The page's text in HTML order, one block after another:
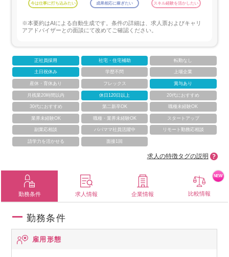
今は仕事に打ち込みたい 成果相応に稼ぎたい スキル経験を活かしたい
※本要約はAIによる自動生成です。条件の詳細は、求人票およびキャリ
アアドバイザーとの面談にて改めてご確認ください。
正社員採用 社宅・住宅補助 転勤なし
土日祝休み 学歴不問 上場企業
産休・育休あり フレックス 賞与あり
月残業20時間以内 休日120日以上 20代におすすめ
30代におすすめ 第二新卒OK 職種未経験OK
業界未経験OK 職種・業界未経験OK スタートアップ
副業応相談 パパママ社員活躍中 リモート勤務応相談
語学力を活かせる 面接1回
求人の特徴タグの説明
勤務条件 求人情報 企業情報 比較情報
NEW
勤務条件
雇用形態